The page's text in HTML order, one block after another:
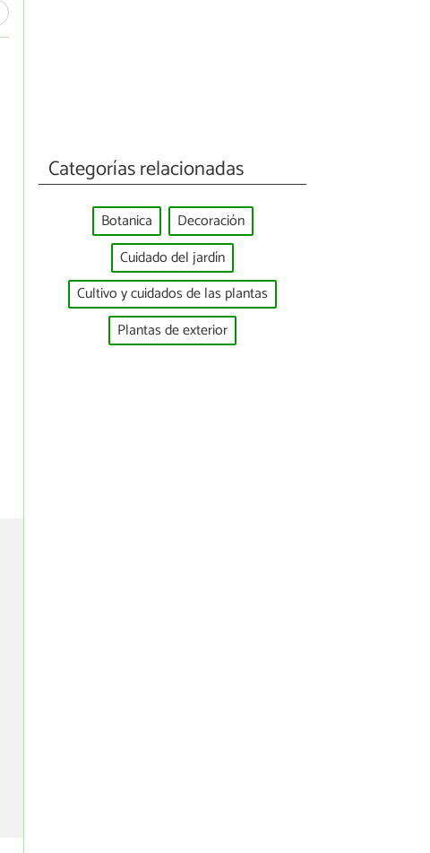
Categorías relacionadas
Botanica
Decoración
Cuidado del jardín
Cultivo y cuidados de las plantas
Plantas de exterior